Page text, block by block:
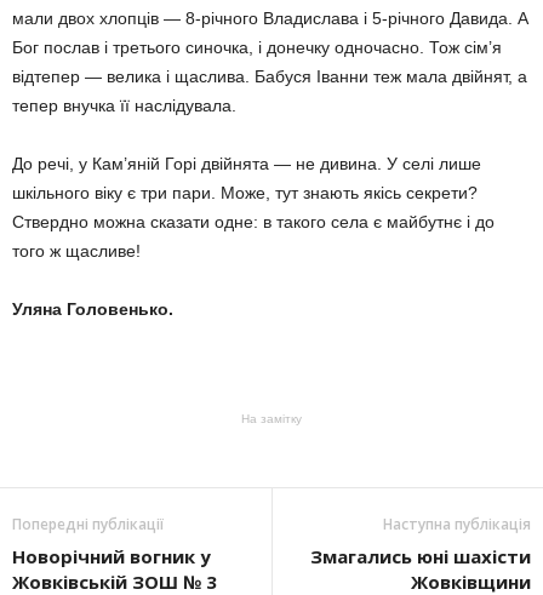
мали двох хлопців — 8-річного Владислава і 5-річного Давида. А
Бог послав і третього синочка, і донечку одночасно. Тож сім’я
відтепер — велика і щаслива. Бабуся Іванни теж мала двійнят, а
тепер внучка її наслідувала.
До речі, у Кам’яній Горі двійнята — не дивина. У селі лише
шкільного віку є три пари. Може, тут знають якісь секрети?
Ствердно можна сказати одне: в такого села є майбутнє і до
того ж щасливе!
Уляна Головенько.
На замітку
Попередні публікації
Новорічний вогник у
Жовківській ЗОШ № 3
Наступна публікація
Змагались юні шахісти
Жовківщини